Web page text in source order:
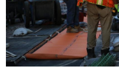
吉林
浙江 安徽
山东 河南